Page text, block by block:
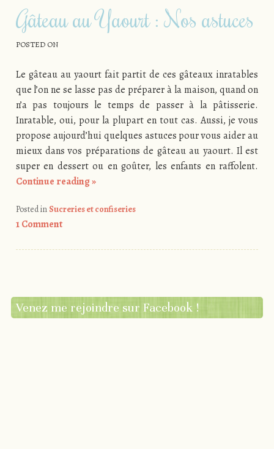
Gâteau au Yaourt : Nos astuces
POSTED ON
Le gâteau au yaourt fait partit de ces gâteaux inratables
que l’on ne se lasse pas de préparer à la maison, quand on
n’a pas toujours le temps de passer à la pâtisserie.
Inratable, oui, pour la plupart en tout cas. Aussi, je vous
propose aujourd’hui quelques astuces pour vous aider au
mieux dans vos préparations de gâteau au yaourt. Il est
super en dessert ou en goûter, les enfants en raffolent.
Continue reading»
Posted in Sucreries et confiseries
1 Comment
Venez me rejoindre sur Facebook !